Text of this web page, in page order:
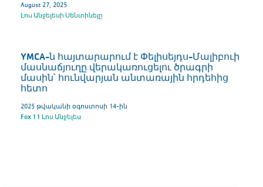
August 27, 2025
Լոս Անջելեսի Սենտինելը
YMCA-ն հայտարարում է Փելիսեյդս-Մալիբուի
մասնաճյուղը վերակառուցելու ծրագրի
մասին՝ հունվարյան անտառային հրդեհից
հետո
2025 թվականի օգոստոսի 14-ին
Fox 11 Լոս Անջելես